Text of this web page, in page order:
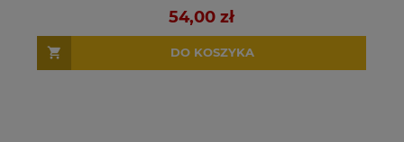
54,00 zł
DO KOSZYKA